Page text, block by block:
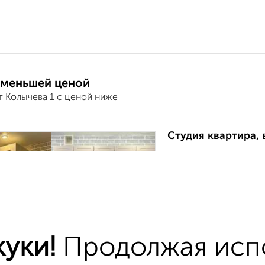
ценой
Колычева 1 с ценой ниже
Студия квартира,
Агентство,
Продолжая